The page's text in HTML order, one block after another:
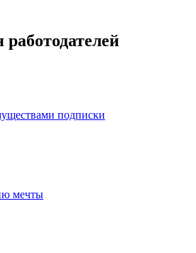
подписки
мечты